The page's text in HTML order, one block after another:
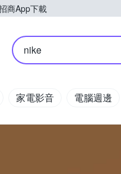
商App下載
Yahoo購物中心
nike
家電影音 電腦週邊